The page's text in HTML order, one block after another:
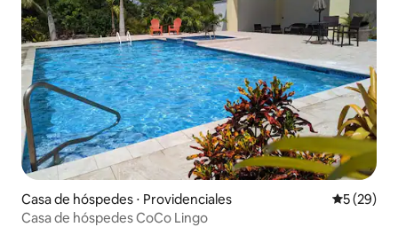
Casa de hóspedes ⋅ Providenciales 5 de uma
5 (29)
Casa de hóspedes CoCo Lingo